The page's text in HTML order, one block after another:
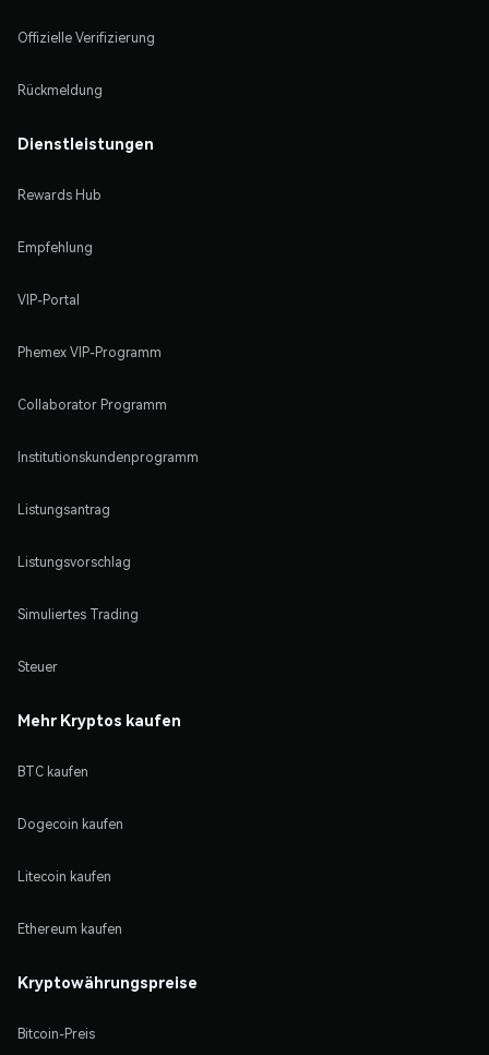
Offizielle Verifizierung
Rückmeldung
Dienstleistungen
Rewards Hub
Empfehlung
VIP-Portal
Phemex VIP-Programm
Collaborator Programm
Institutionskundenprogramm
Listungsantrag
Listungsvorschlag
Simuliertes Trading
Steuer
Mehr Kryptos kaufen
BTC kaufen
Dogecoin kaufen
Litecoin kaufen
Ethereum kaufen
Kryptowährungspreise
Bitcoin-Preis